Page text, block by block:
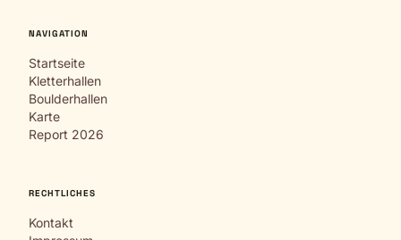
NAVIGATION
Startseite
Kletterhallen
Boulderhallen
Karte
Report 2026
RECHTLICHES
Kontakt